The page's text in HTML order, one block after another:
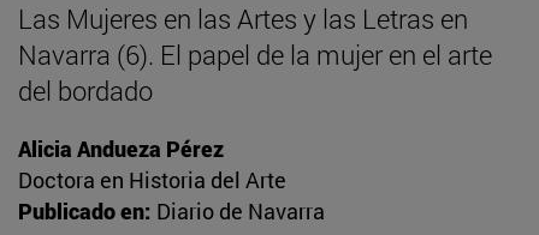
Las Mujeres en las Artes y las Letras en
Navarra (6). El papel de la mujer en el arte
del bordado
Alicia Andueza Pérez
Doctora en Historia del Arte
Publicado en: Diario de Navarra